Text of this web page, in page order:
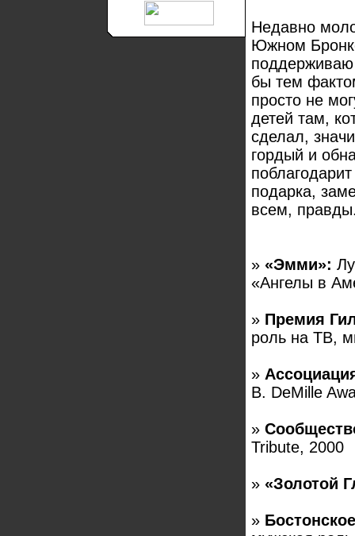
Недавно
Южном
поддерживаю
бы тем
просто не
детей там,
сделал,
гордый и
подарка,
всем,
» «Эмми»:
«Ангелы в
» Премия
роль на ТВ,
»
B. DeMille
»
Tribute, 2000
» «Золотой
»